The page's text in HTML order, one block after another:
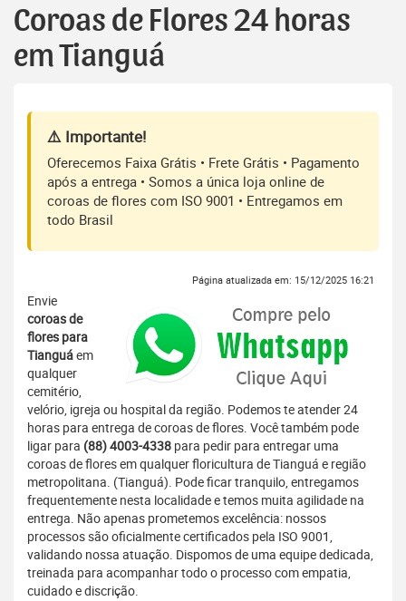
Coroas de Flores 24 horas
em Tianguá
⚠️ Importante!
Oferecemos Faixa Grátis • Frete Grátis • Pagamento
após a entrega • Somos a única loja online de
coroas de flores com ISO 9001 • Entregamos em
todo Brasil
Página atualizada em: 15/12/2025 16:21
Envie
coroas de
flores para
Tianguáem
qualquer
cemitério,
velório, igreja ou hospital da região. Podemos te atender 24
horas para entrega de coroas de flores. Você também pode
ligar para (88) 4003-4338 para pedir para entregar uma
coroas de flores em qualquer floricultura de Tianguá e região
metropolitana. (Tianguá). Pode ficar tranquilo, entregamos
frequentemente nesta localidade e temos muita agilidade na
entrega. Não apenas prometemos excelência: nossos
processos são oficialmente certificados pela ISO 9001,
validando nossa atuação. Dispomos de uma equipe dedicada,
treinada para acompanhar todo o processo com empatia,
cuidado e discrição.